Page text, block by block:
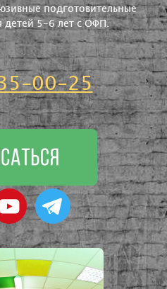
подготовительные
детей 5-6 лет с ОФП.
00-25